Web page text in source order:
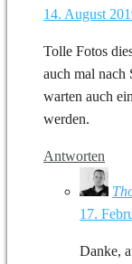
14. August
Tolle Fotos
auch mal nach
warten auch
werden.
Antworten
17.
Danke,